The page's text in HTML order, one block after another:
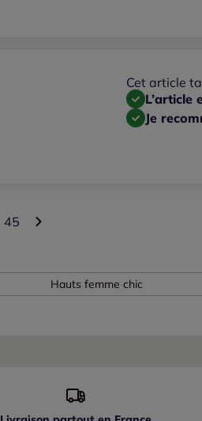
Cet article
L’article
Je
45
Hauts femme chic